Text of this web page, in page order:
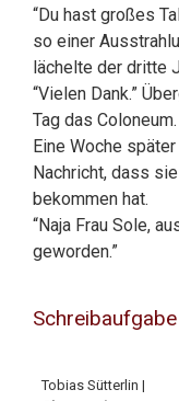
“Du hast großes
so einer
lächelte der dritte
“Vielen Dank.”
Tag das Coloneum.
Eine Woche
Nachricht, dass
bekommen hat.
“Naja Frau Sole,
geworden.”
Tobias Sütterlin |